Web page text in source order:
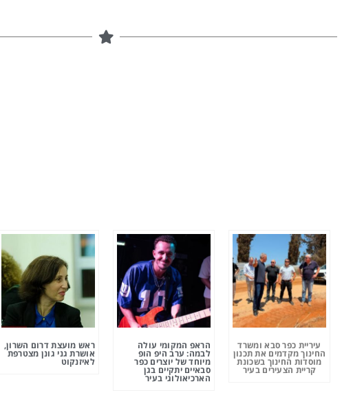
עיריית כפר סבא ומשרד
החינוך מקדמים את תכנון
מוסדות החינוך בשכונת
קריית הצעירים בעיר
הראפ המקומי עולה
לבמה: ערב היפ הופ
מיוחד של יוצרים כפר
סבאיים יתקיים בגן
הארכיאולוגי בעיר
ראש מועצת דרום השרון,
אושרת גני גונן מצטרפת
לאיזנקוט